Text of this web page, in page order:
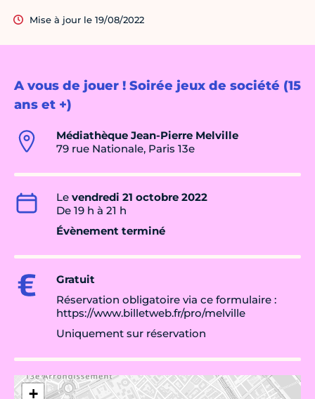
A vous de jouer ! Soirée jeux de société (15
ans et +)
Médiathèque Jean-Pierre Melville
79 rue Nationale, Paris 13e
Le vendredi 21 octobre 2022
De 19 h à 21 h
Évènement terminé
Gratuit
Réservation obligatoire via ce formulaire :
https://www.billetweb.fr/pro/melville
Uniquement sur réservation
+
Mise à jour le 19/08/2022